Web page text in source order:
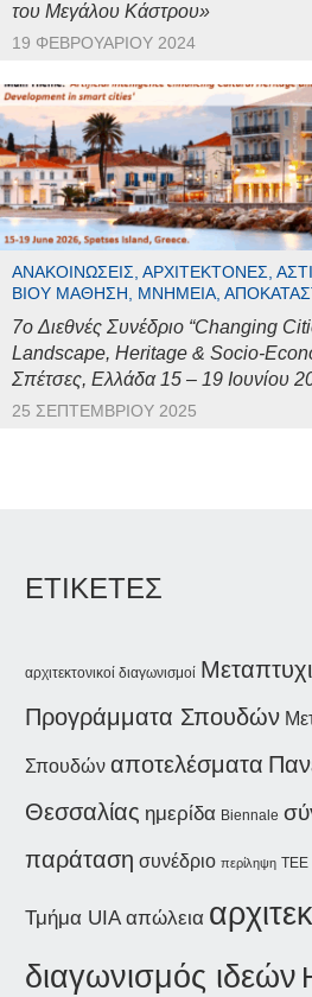
του Μεγάλου Κάστρου»
19 ΦΕΒΡΟΥΑΡΊΟΥ 2024
ΑΝΑΚΟΙΝΏΣΕΙΣ, ΑΡΧΙΤΈΚΤΟΝΕΣ,
ΒΊΟΥ ΜΆΘΗΣΗ, ΜΝΗΜΕΊΑ,
7o Διεθνές Συνέδριο “Changing
Landscape, Heritage & Socio-
Σπέτσες, Ελλάδα 15 – 19 Ιουνίου
25 ΣΕΠΤΕΜΒΡΊΟΥ 2025
ΕΤΙΚΕΤΕΣ
αρχιτεκτονικοί διαγωνισμοί
Προγράμματα Σπουδών
Σπουδών αποτελέσματα
Θεσσαλίας ημερίδα Biennale
παράταση συνέδριο περίληψη ΤΕΕ
Τμήμα UIA απώλεια
διαγωνισμός ιδεών